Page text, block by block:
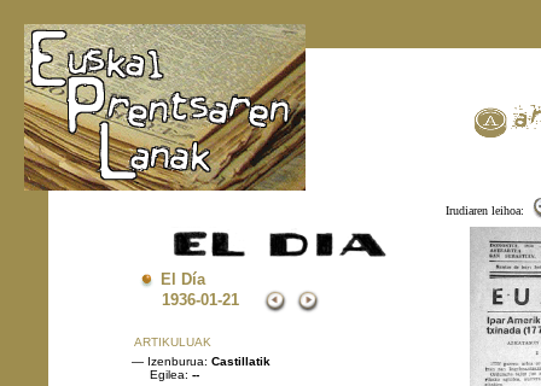
Irudiaren leihoa:
El Día
1936-01-21
ARTIKULUAK
— Izenburua: Castillatik
Egilea: --